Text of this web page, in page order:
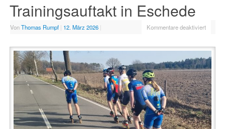
Trainingsauftakt in Eschede
VonThomas Rumpf | 12. März 2026 | Kommentare deaktiviert